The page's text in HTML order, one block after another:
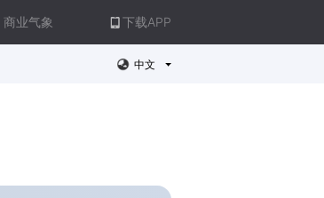
商业气象 下载APP
中文